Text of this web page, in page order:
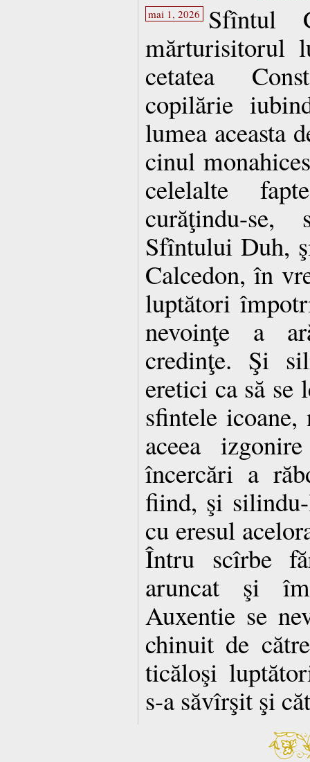
mai 1, 2026
Sfîntul
mărturisitorul
cetatea
copilărie
lumea aceasta
cinul
celelalte
curăţindu-
Sfîntului Duh,
Calcedon, în
luptători
nevoinţe a
credinţe. Şi
eretici ca să se
sfintele
aceea
încercări a
fiind, şi
cu eresul
Întru scîrbe
aruncat şi
Auxentie se
chinuit de
ticăloşi
s-a săvîrşit şi